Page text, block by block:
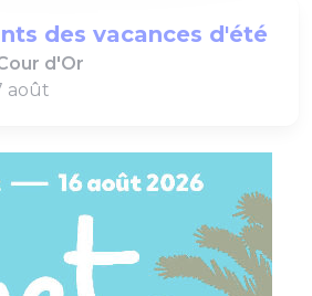
des vacances d'été
d'Or
août